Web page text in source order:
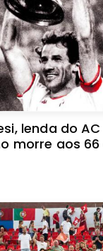
lenda do
morre aos 66